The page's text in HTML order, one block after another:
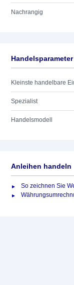
Nachrangig
Kleinste handelbare
Spezialist
Handelsmodell
Anleihen handeln
So zeichnen Sie